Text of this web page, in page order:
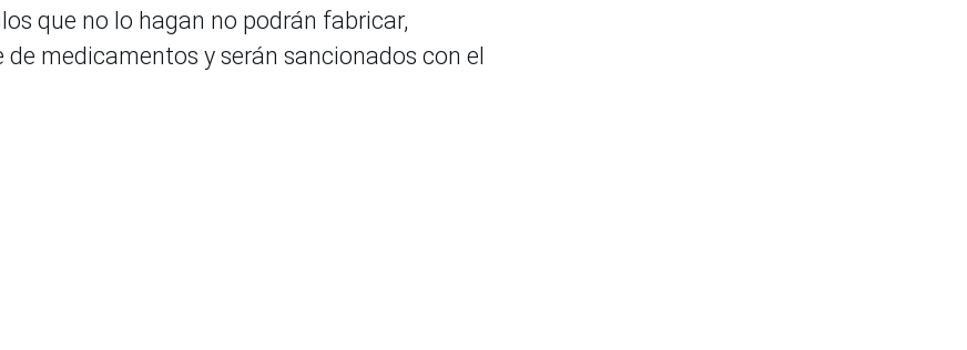
que no lo hagan no podrán fabricar,
medicamentos y serán sancionados con el